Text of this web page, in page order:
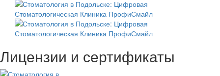
Лицензии и сертификаты